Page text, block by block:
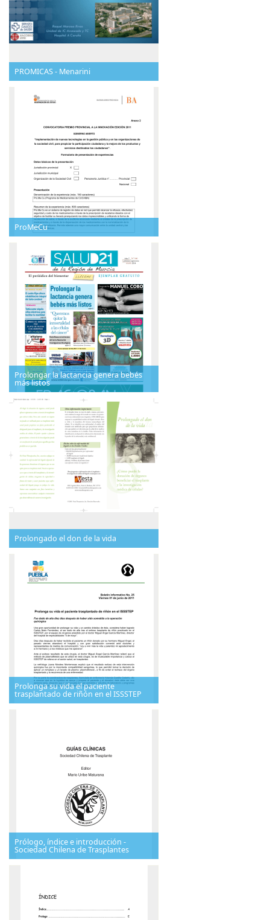
PROMICAS - Menarini
ProMeCu
Prolongar la lactancia genera bebés
más listos
Prolongado el don de la vida
Prolonga su vida el paciente
trasplantado de riñón en el ISSSTEP
Prólogo, índice e introducción -
Sociedad Chilena de Trasplantes